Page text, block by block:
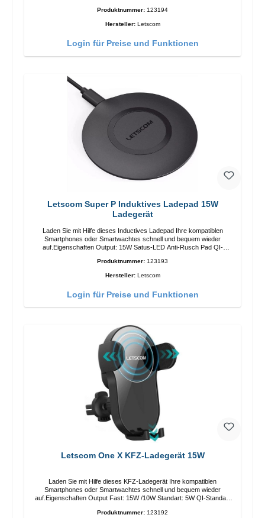
Produktnummer: 123194
Hersteller: Letscom
Login für Preise und Funktionen
Letscom Super P Induktives Ladepad 15W
Ladegerät
Laden Sie mit Hilfe dieses Inductives Ladepad Ihre kompatiblen
Smartphones oder Smartwachtes schnell und bequem wieder
auf.Eigenschaften Output: 15W Satus-LED Anti-Rusch Pad QI-
Kabel
Produktnummer: 123193
Hersteller: Letscom
Login für Preise und Funktionen
Letscom One X KFZ-Ladegerät 15W
Laden Sie mit Hilfe dieses KFZ-Ladegerät Ihre kompatiblen
Smartphones oder Smartwachtes schnell und bequem wieder
auf.Eigenschaften Output Fast: 15W /10W Standart: 5W QI-Standart
Produktnummer: 123192